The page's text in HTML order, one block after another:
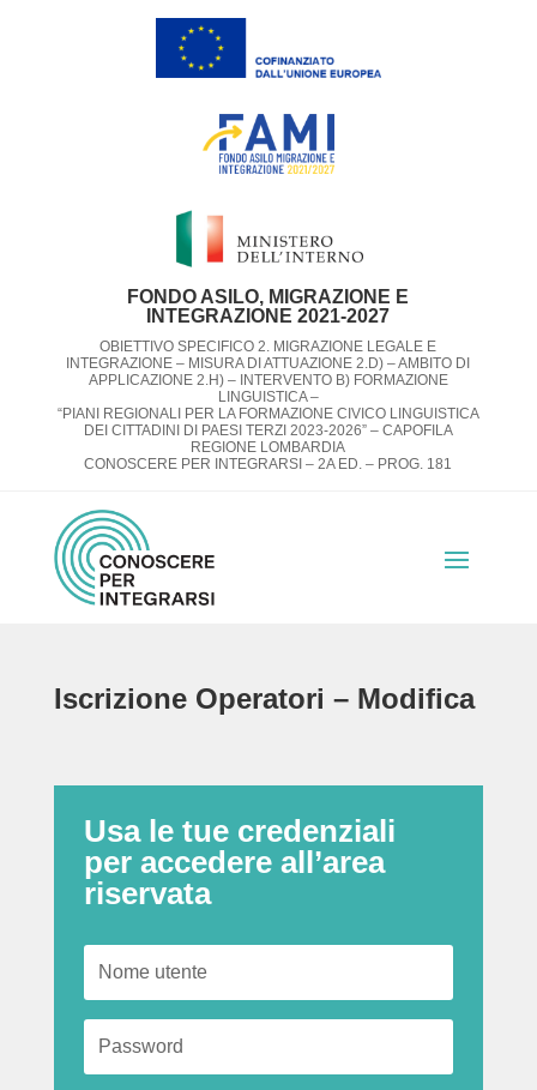
FONDO ASILO, MIGRAZIONE E
INTEGRAZIONE 2021-2027
OBIETTIVO SPECIFICO 2. MIGRAZIONE LEGALE E
INTEGRAZIONE – MISURA DI ATTUAZIONE 2.D) – AMBITO DI
APPLICAZIONE 2.H) – INTERVENTO B) FORMAZIONE
LINGUISTICA –
“PIANI REGIONALI PER LA FORMAZIONE CIVICO LINGUISTICA
DEI CITTADINI DI PAESI TERZI 2023-2026” – CAPOFILA
REGIONE LOMBARDIA​
CONOSCERE PER INTEGRARSI – 2A ED. – PROG. 181
Iscrizione Operatori – Modifica
Usa le tue credenziali
per accedere all’area
riservata